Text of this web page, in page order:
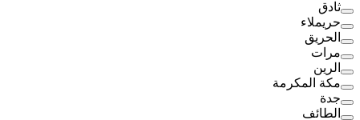
ثادق
حريملاء
الحريق
مرات
الرين
مكة المكرمة
جدة
الطائف